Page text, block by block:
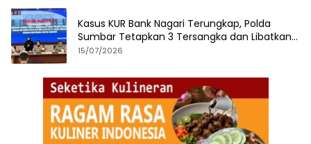
Kasus KUR Bank Nagari Terungkap, Polda
Sumbar Tetapkan 3 Tersangka dan Libatkan
125 Debitur
15/07/2026